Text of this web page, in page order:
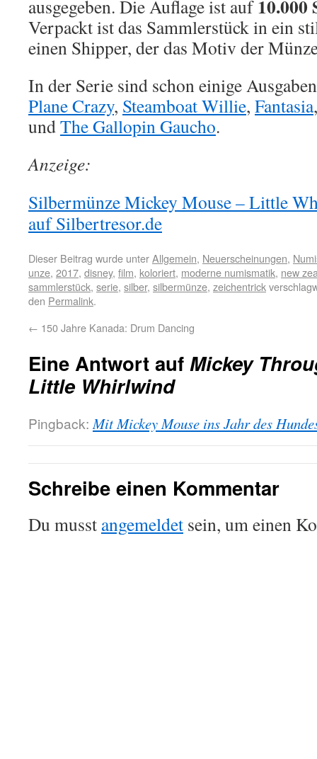
ausgegeben. Die Auflage ist auf10.000
Verpackt ist das Sammlerstück in ein
einen Shipper, der das Motiv der
In der Serie sind schon einige
Plane Crazy, Steamboat Willie, Fantasia
undThe Gallopin Gaucho.
Anzeige:
Silbermünze Mickey Mouse – Little
auf Silbertresor.de
Dieser Beitrag wurde unterAllgemein, Neuerscheinungen,
unze, 2017, disney, film, koloriert, moderne numismatik, new
sammlerstück, serie, silber, silbermünze, zeichentrick
den Permalink.
← 150 Jahre Kanada: Drum Dancing
Eine Antwort auf Mickey
Little Whirlwind
Pingback: Mit Mickey Mouse ins Jahr des
Schreibe einen Kommentar
Du musst angemeldet sein, um einen